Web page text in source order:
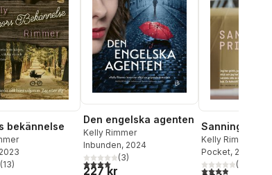
bekännelse
stjärnor. Totalt antal röster:
(13)
Den engelska agenten
Kelly Rimmer
Inbunden, 2024
4,0utav 5 stjärnor. Totalt antal röster:
(3)
227 kr
Sanningens
Kelly Rimmer
Pocket, 2022
3,9utav 5(